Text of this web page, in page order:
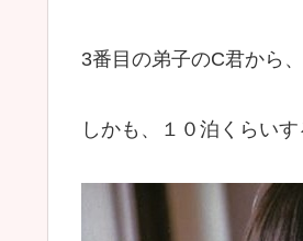
3番目の弟子のC君から
しかも、１０泊くらい